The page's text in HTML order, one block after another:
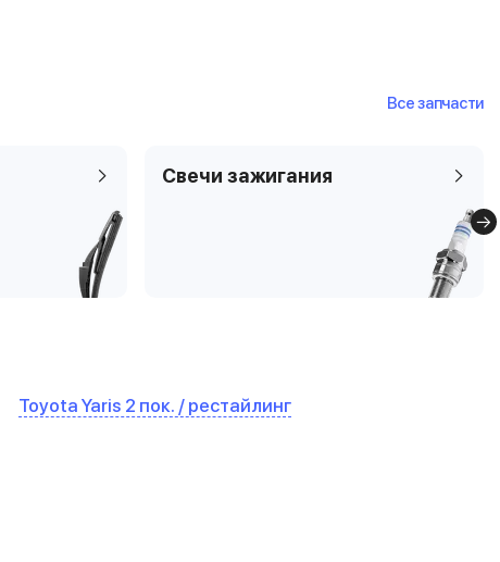
Все запчасти
Свечи зажигания
Toyota Yaris 2 пок. / рестайлинг